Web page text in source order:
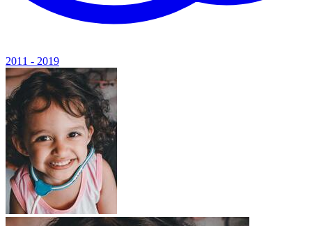
2011 - 2019